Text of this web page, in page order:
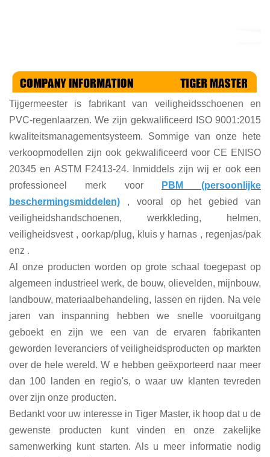
Tijgermeester is fabrikant van veiligheidsschoenen en
PVC-regenlaarzen. We zijn gekwalificeerd ISO 9001:2015
kwaliteitsmanagementsysteem. Sommige van onze hete
verkoopmodellen zijn ook gekwalificeerd voor CE ENISO
20345 en ASTM F2413-24. Inmiddels zijn wij er ook een
professioneel merk voor
PBM (persoonlijke
beschermingsmiddelen)
, vooral op het gebied van
veiligheidshandschoenen, werkkleding, helmen,
veiligheidsvest , oorkap/plug, kluis y harnas , regenjas/pak
enz .
Al onze producten worden op grote schaal toegepast op
algemeen industrieel werk, de bouw, olievelden, mijnbouw,
landbouw, materiaalbehandeling, lassen en rijden. Na vele
jaren van inspanning hebben we snelle vooruitgang
geboekt en zijn we een van de ervaren fabrikanten
geworden leveranciers ofveiligheidsproducten op markten
over de hele wereld. W e hebben geëxporteerd naar meer
dan 100 landenen regio's, o waar uw klanten tevreden
over zijn onze producten.
Bedankt voor uw interesse in Tiger Master, ik hoop dat u de
gewenste producten kunt vinden en onze zakelijke
samenwerking kunt starten. Als u meer informatie nodig